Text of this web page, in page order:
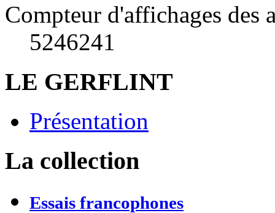
Compteur d'affichages des
5246241
LE GERFLINT
Présentation
La collection
Essais francophones